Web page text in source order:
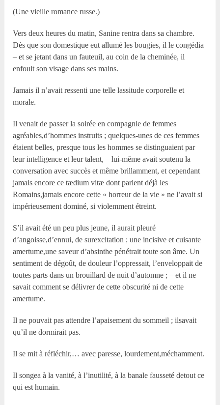
(Une vieille romance russe.)
Vers deux heures du matin, Sanine rentra dans sa chambre.
Dès que son domestique eut allumé les bougies, il le congédia
– et se jetant dans un fauteuil, au coin de la cheminée, il
enfouit son visage dans ses mains.
Jamais il n’avait ressenti une telle lassitude corporelle et
morale.
Il venait de passer la soirée en compagnie de femmes
agréables,d’hommes instruits ; quelques-unes de ces femmes
étaient belles, presque tous les hommes se distinguaient par
leur intelligence et leur talent, – lui-même avait soutenu la
conversation avec succès et même brillamment, et cependant
jamais encore ce tædium vitæ dont parlent déjà les
Romains,jamais encore cette « horreur de la vie » ne l’avait si
impérieusement dominé, si violemment étreint.
S’il avait été un peu plus jeune, il aurait pleuré
d’angoisse,d’ennui, de surexcitation ; une incisive et cuisante
amertume,une saveur d’absinthe pénétrait toute son âme. Un
sentiment de dégoût, de douleur l’oppressait, l’enveloppait de
toutes parts dans un brouillard de nuit d’automne ; – et il ne
savait comment se délivrer de cette obscurité ni de cette
amertume.
Il ne pouvait pas attendre l’apaisement du sommeil ; ilsavait
qu’il ne dormirait pas.
Il se mit à réfléchir,… avec paresse, lourdement,méchamment.
Il songea à la vanité, à l’inutilité, à la banale fausseté detout ce
qui est humain.